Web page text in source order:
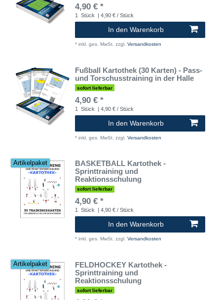
4,90 € *
1 Stück | 4,90 € / Stück
In den Warenkorb
* inkl. ges. MwSt. zzgl. Versandkosten
Fußball Kartothek (30 Karten) - Pass-
und Torschusstraining in der Halle
sofort lieferbar
4,90 € *
1 Stück | 4,90 € / Stück
In den Warenkorb
* inkl. ges. MwSt. zzgl. Versandkosten
Artikelpaket
BASKETBALL Kartothek -
Sprinttraining und
Reaktionsschulung
sofort lieferbar
4,90 € *
1 Stück | 4,90 € / Stück
In den Warenkorb
* inkl. ges. MwSt. zzgl. Versandkosten
Artikelpaket
FELDHOCKEY Kartothek -
Sprinttraining und
Reaktionsschulung
sofort lieferbar